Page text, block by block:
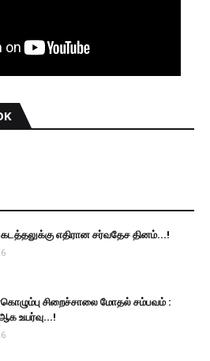
எதிரான சர்வதேச தினம்...!
சிறைச்சாலை மோதல் சம்பவம் :
ஆக உயர்வு...!